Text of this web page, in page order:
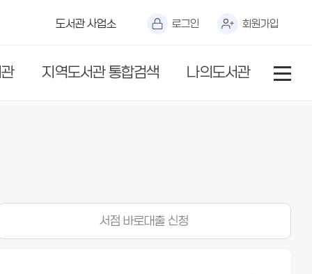
도서관 사업소 로그인 회원가입
지역도서관 통합검색 나의도서관
서점 바로대출 신청